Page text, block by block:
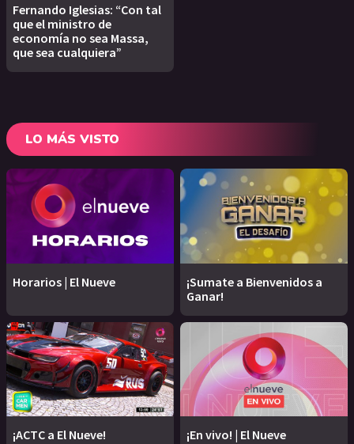
Fernando Iglesias: “Con tal
que el ministro de
economía no sea Massa,
que sea cualquiera”
LO MÁS VISTO
Horarios | El Nueve
¡Sumate a Bienvenidos a
Ganar!
¡ACTC a El Nueve! ¡En vivo! | El Nueve